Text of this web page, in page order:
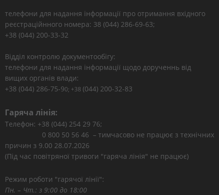
телефони для надання інформації про отримання вхідного
реєстраційнного номера: 38 (044) 286-69-63;
+38 (044) 200-33-32
Відділ контролю документообігу:
телефони для надання інформації щодо дорученнь від
вищих органів влади:
+38 (044) 286-75-90; +38 (044) 200-32-83
Гаряча лінія:
Телефон: +38 (044) 254 29 76;
0 800 50 56 46 – тимчасово не працює з технічних
причин з 9.00 28.07.2026
(Під час повітряної тривоги "гаряча лінія" не працює)
Режим роботи "гарячої лінії":
Пн. – Чт.: з 9:00 до 18:00